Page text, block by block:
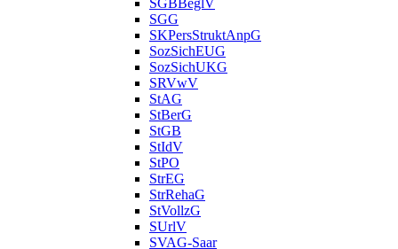
SGG
SKPersStruktAnpG
SozSichEUG
SozSichUKG
SRVwV
StAG
StBerG
StGB
StIdV
StPO
StrEG
StrRehaG
StVollzG
SUrlV
SVAG-Saar